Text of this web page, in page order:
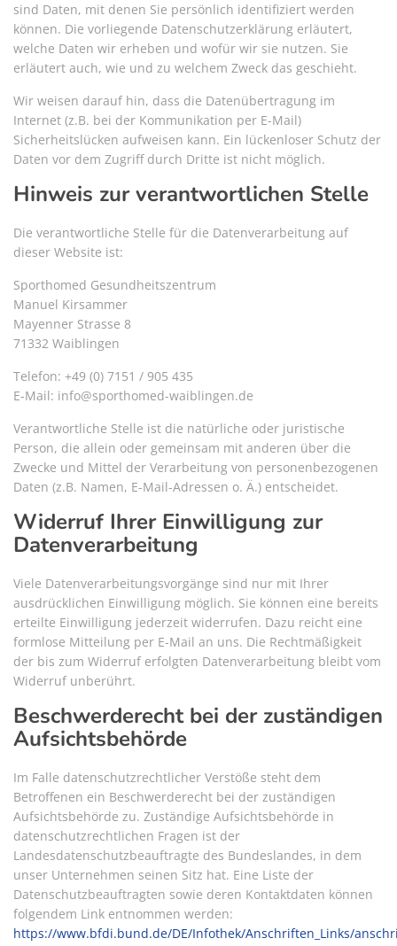
sind Daten, mit denen Sie persönlich identifiziert werden
können. Die vorliegende Datenschutzerklärung erläutert,
welche Daten wir erheben und wofür wir sie nutzen. Sie
erläutert auch, wie und zu welchem Zweck das geschieht.
Wir weisen darauf hin, dass die Datenübertragung im
Internet (z.B. bei der Kommunikation per E-Mail)
Sicherheitslücken aufweisen kann. Ein lückenloser Schutz der
Daten vor dem Zugriff durch Dritte ist nicht möglich.
Hinweis zur verantwortlichen Stelle
Die verantwortliche Stelle für die Datenverarbeitung auf
dieser Website ist:
Sporthomed Gesundheitszentrum
Manuel Kirsammer
Mayenner Strasse 8
71332 Waiblingen
Telefon: +49 (0) 7151 / 905 435
E-Mail: info@sporthomed-waiblingen.de
Verantwortliche Stelle ist die natürliche oder juristische
Person, die allein oder gemeinsam mit anderen über die
Zwecke und Mittel der Verarbeitung von personenbezogenen
Daten (z.B. Namen, E-Mail-Adressen o. Ä.) entscheidet.
Widerruf Ihrer Einwilligung zur
Datenverarbeitung
Viele Datenverarbeitungsvorgänge sind nur mit Ihrer
ausdrücklichen Einwilligung möglich. Sie können eine bereits
erteilte Einwilligung jederzeit widerrufen. Dazu reicht eine
formlose Mitteilung per E-Mail an uns. Die Rechtmäßigkeit
der bis zum Widerruf erfolgten Datenverarbeitung bleibt vom
Widerruf unberührt.
Beschwerderecht bei der zuständigen
Aufsichtsbehörde
Im Falle datenschutzrechtlicher Verstöße steht dem
Betroffenen ein Beschwerderecht bei der zuständigen
Aufsichtsbehörde zu. Zuständige Aufsichtsbehörde in
datenschutzrechtlichen Fragen ist der
Landesdatenschutzbeauftragte des Bundeslandes, in dem
unser Unternehmen seinen Sitz hat. Eine Liste der
Datenschutzbeauftragten sowie deren Kontaktdaten können
folgendem Link entnommen werden:
https://www.bfdi.bund.de/DE/Infothek/Anschriften_Links/